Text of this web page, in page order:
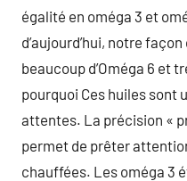
égalité en oméga 3 et
d’aujourd’hui, notre
beaucoup d’Oméga 6 et
pourquoi Ces huiles sont
attentes. La précision «
permet de prêter
chauffées. Les oméga 3